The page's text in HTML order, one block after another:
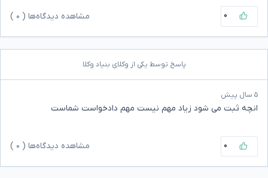
۰ مشاهده دیدگاه‌ها ( ۰
پاسخ توسط یکی از وکلای بنیاد وکلا
۵ سال پیش
انچه ثبت می شود زیاد مهم نیست مهم دادخواست شماست
۰ مشاهده دیدگاه‌ها ( ۰